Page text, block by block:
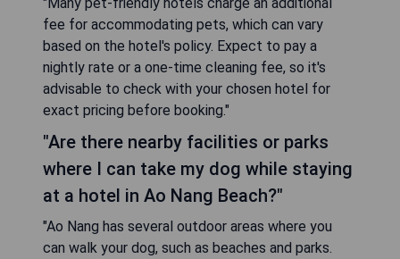
fee for accommodating pets, which can vary
based on the hotel's policy. Expect to pay a
nightly rate or a one-time cleaning fee, so it's
advisable to check with your chosen hotel for
exact pricing before booking."
"Are there nearby facilities or parks
where I can take my dog while staying
at a hotel in Ao Nang Beach?"
"Ao Nang has several outdoor areas where you
can walk your dog, such as beaches and parks.